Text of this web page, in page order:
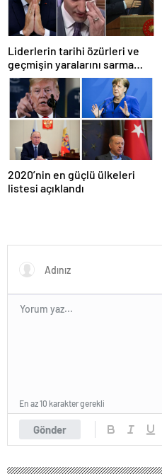
Liderlerin tarihi özürleri ve
geçmişin yaralarını sarma
çabaları
2020’nin en güçlü ülkeleri
listesi açıklandı
Gönder
En az 10 karakter gerekli